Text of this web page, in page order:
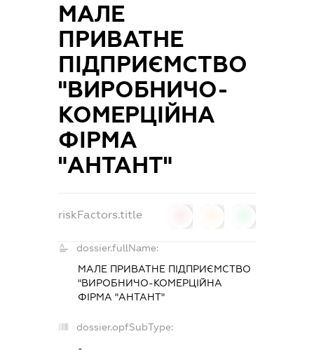
МАЛЕ
ПРИВАТНЕ
ПІДПРИЄМСТВО
"ВИРОБНИЧО-
КОМЕРЦІЙНА
ФІРМА
"АНТАНТ"
riskFactors.title
dossier.fullName:
МАЛЕ ПРИВАТНЕ ПІДПРИЄМСТВО
"ВИРОБНИЧО-КОМЕРЦІЙНА
ФІРМА "АНТАНТ"
dossier.opfSubType:
-